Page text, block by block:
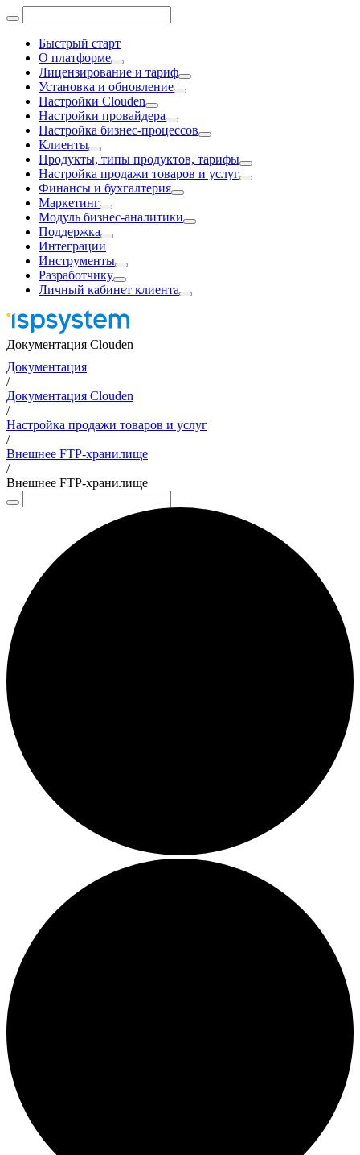
Быстрый старт
О платформе
Лицензирование и тариф
Установка и обновление
Настройки Clouden
Настройки провайдера
Настройка бизнес-процессов
Клиенты
Продукты, типы продуктов, тарифы
Настройка продажи товаров и услуг
Финансы и бухгалтерия
Маркетинг
Модуль бизнес-аналитики
Поддержка
Интеграции
Инструменты
Разработчику
Личный кабинет клиента
Документация Clouden
Документация
/
Документация Clouden
/
Настройка продажи товаров и услуг
/
Внешнее FTP-хранилище
/
Внешнее FTP-хранилище